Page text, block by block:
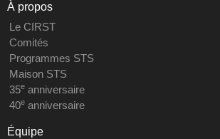
À propos
Le CIRST
Comités
Programmes STS
Maison STS
35eanniversaire
40eanniversaire
Équipe